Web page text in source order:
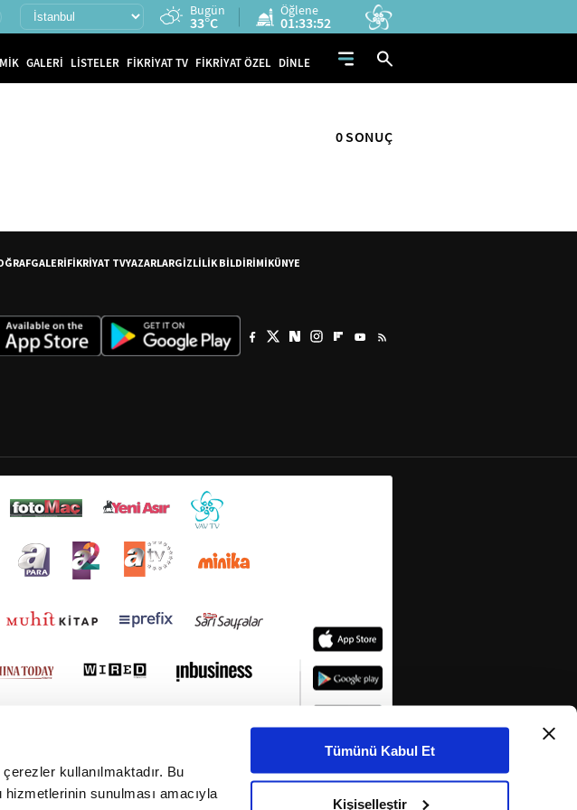
kullanılmaktadır. Bu
sunulması amacıyla
Tümünü Kabul Et
Kişiselleştir
Bugün
33°C
Öğlene
01:33:51
GALERİ LİSTELER FİKRİYAT TV FİKRİYAT ÖZEL DİNLE
0 SONUÇ
GALERİFİKRİYAT TVYAZARLARGİZLİLİK BİLDİRİMİKÜNYE